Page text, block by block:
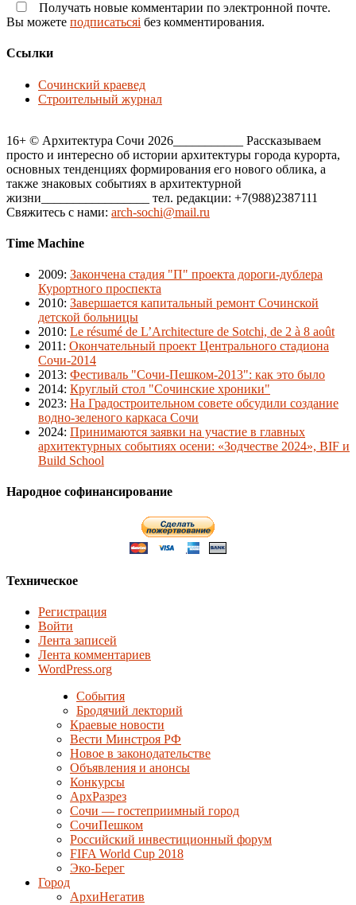
Получать новые комментарии по электронной почте.
Вы можете подписатьсяi без комментирования.
Ссылки
Сочинский краевед
Строительный журнал
16+ © Архитектура Сочи 2026___________ Рассказываем
просто и интересно об истории архитектуры города курорта,
основных тенденциях формирования его нового облика, а
также знаковых событиях в архитектурной
жизни_________________ тел. редакции: +7(988)2387111
Свяжитесь с нами: arch-sochi@mail.ru
Time Machine
2009: Закончена стадия "П" проекта дороги-дублера
Курортного проспекта
2010: Завершается капитальный ремонт Сочинской
детской больницы
2010: Le résumé de L’Architecture de Sotchi, de 2 à 8 août
2011 : Окончательный проект Центрального стадиона
Сочи-2014
2013: Фестиваль "Сочи-Пешком-2013": как это было
2014: Круглый стол "Сочинские хроники"
2023: На Градостроительном совете обсудили создание
водно-зеленого каркаса Сочи
2024: Принимаются заявки на участие в главных
архитектурных событиях осени: «Зодчестве 2024», BIF и
Build School
Народное софинансирование
Техническое
Регистрация
Войти
Лента записей
Лента комментариев
WordPress.org
События
Бродячий лекторий
Краевые новости
Вести Минстроя РФ
Новое в законодательстве
Объявления и анонсы
Конкурсы
АрхРазрез
Сочи — гостеприимный город
СочиПешком
Российский инвестиционный форум
FIFA World Cup 2018
Эко-Берег
Город
АрхиНегатив